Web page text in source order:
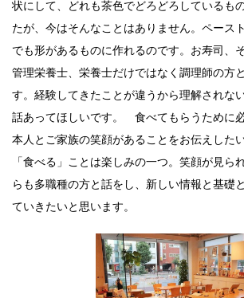
状にして、どれも茶色でどろどろしているも
たが、今はそんなことはありません。ペース
でも形があるものに作れるのです。お寿司、
管理栄養士、栄養士だけではなく調理師の方
す。経験してきたことが違うから理解されな
話あってほしいです。 食べてもらうために必
本人とご家族の笑顔があることをお伝えしたい
「食べる」ことは楽しみの一つ。笑顔が見ら
らも多職種の方と話をし、新しい情報と基礎
ていきたいと思います。